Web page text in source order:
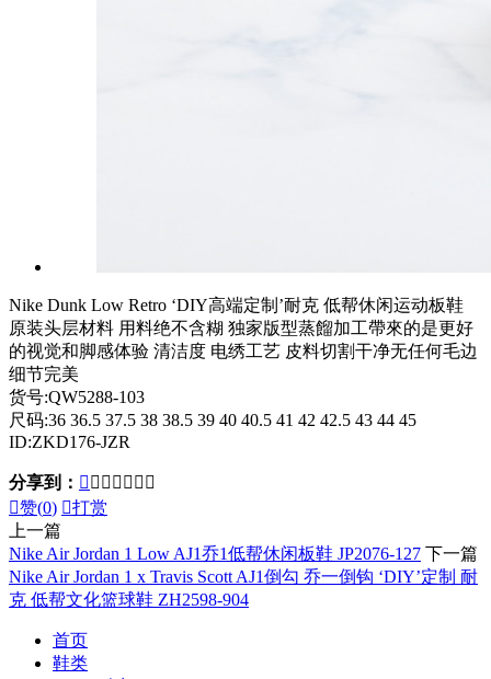
Nike Dunk Low Retro ‘DIY高端定制’耐克 低帮休闲运动板鞋
原装头层材料 用料绝不含糊 独家版型蒸餾加工帶來的是更好
的视觉和脚感体验 清洁度 电绣工艺 皮料切割干净无任何毛边
细节完美
货号:QW5288-103
尺码:36 36.5 37.5 38 38.5 39 40 40.5 41 42 42.5 43 44 45
ID:ZKD176-JZR
分享到：       
赞(0) 打赏
上一篇
Nike Air Jordan 1 Low AJ1乔1低帮休闲板鞋 JP2076-127 下一篇
Nike Air Jordan 1 x Travis Scott AJ1倒勾 乔一倒钩 ‘DIY’定制 耐
克 低帮文化篮球鞋 ZH2598-904
首页
鞋类